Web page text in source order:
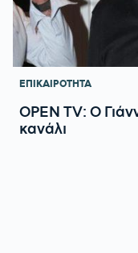
ΕΠΙΚΑΙΡΟΤΗΤΑ
OPEN TV: Ο
κανάλι